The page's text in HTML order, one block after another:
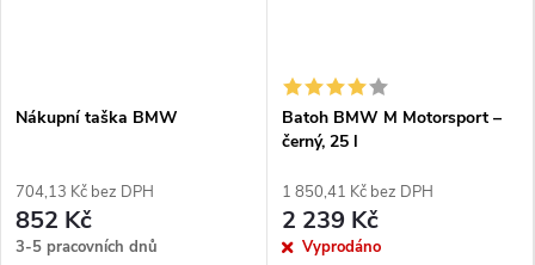
Nákupní taška BMW
704,13 Kč bez DPH
852 Kč
3-5 pracovních dnů
Batoh BMW M Motorsport –
černý, 25 l
1 850,41 Kč bez DPH
2 239 Kč
Vyprodáno